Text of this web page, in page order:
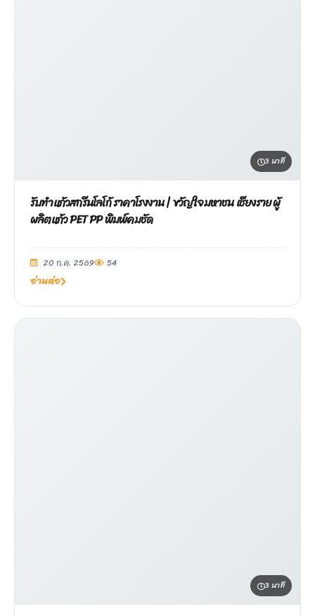
3 นาที
รับทำแก้วสกรีนโลโก้ ราคาโรงงาน | ขวัญใจมหาชน เชียงราย ผู้
ผลิตแก้ว PET PP พิมพ์คมชัด
20 ก.ค. 2569 54
อ่านต่อ
3 นาที